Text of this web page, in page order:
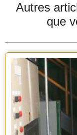
Autres
que